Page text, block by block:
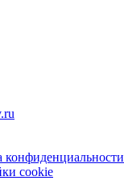
конфиденциальности
cookie